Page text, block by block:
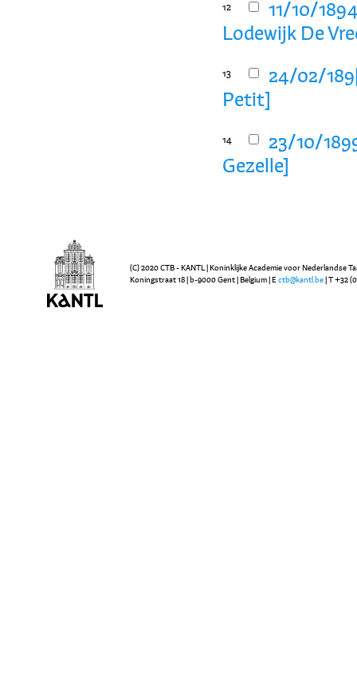
12
11/10/
Lodewijk De
13
24/02/
Petit]
14
23/10/
Gezelle]
(C) 2020 CTB - KANTL | Koninklijke Academie voor Nederlandse
Koningstraat 18 | b-9000 Gent | Belgium | E ctb@kantl.be | T +32